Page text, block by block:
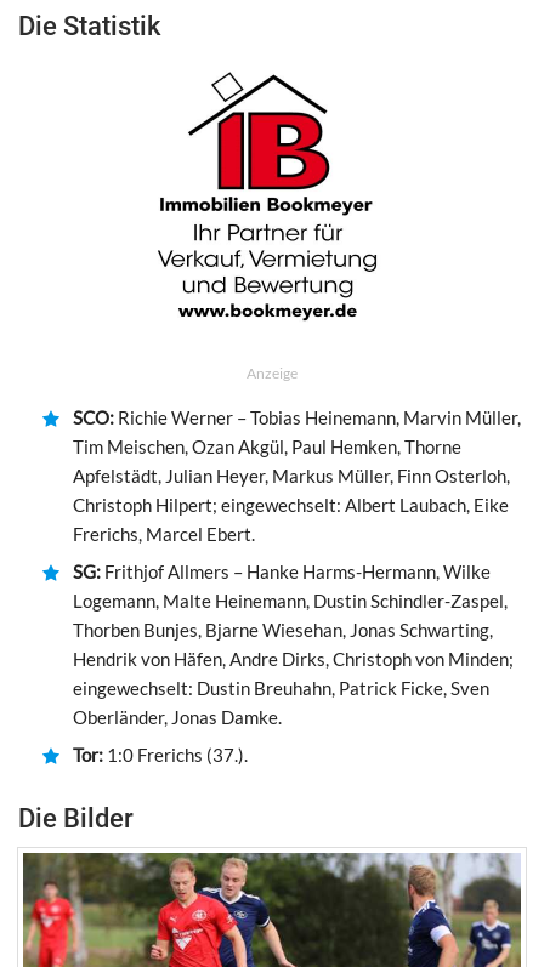
Die Statistik
Anzeige
SCO: Richie Werner – Tobias Heinemann, Marvin Müller,
Tim Meischen, Ozan Akgül, Paul Hemken, Thorne
Apfelstädt, Julian Heyer, Markus Müller, Finn Osterloh,
Christoph Hilpert; eingewechselt: Albert Laubach, Eike
Frerichs, Marcel Ebert.
SG: Frithjof Allmers – Hanke Harms-Hermann, Wilke
Logemann, Malte Heinemann, Dustin Schindler-Zaspel,
Thorben Bunjes, Bjarne Wiesehan, Jonas Schwarting,
Hendrik von Häfen, Andre Dirks, Christoph von Minden;
eingewechselt: Dustin Breuhahn, Patrick Ficke, Sven
Oberländer, Jonas Damke.
Tor: 1:0 Frerichs (37.).
Die Bilder